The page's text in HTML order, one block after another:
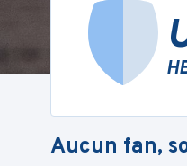
Aucun fan,